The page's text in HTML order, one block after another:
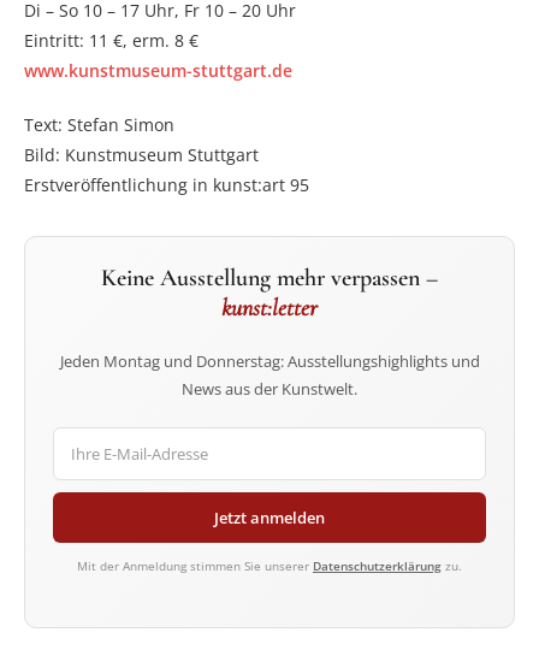
Di – So 10 – 17 Uhr, Fr 10 – 20 Uhr
Eintritt: 11 €, erm. 8 €
www.kunstmuseum-stuttgart.de
Text: Stefan Simon
Bild: Kunstmuseum Stuttgart
Erstveröffentlichung in kunst:art 95
Keine Ausstellung mehr verpassen –
kunst:letter
Jeden Montag und Donnerstag: Ausstellungshighlights und
News aus der Kunstwelt.
Jetzt anmelden
Mit der Anmeldung stimmen Sie unserer Datenschutzerklärung zu.